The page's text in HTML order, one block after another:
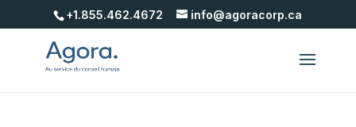
+1.855.462.4672 info@agoracorp.ca